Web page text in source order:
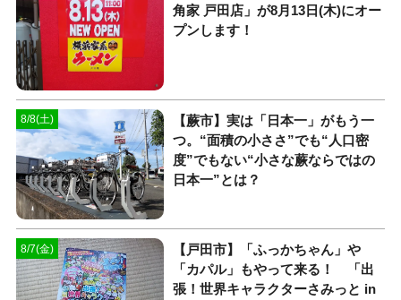
角家 戸田店」が8月13日(木)にオー
プンします！
8/8(土)
【蕨市】実は「日本一」がもう一
つ。“面積の小ささ”でも“人口密
度”でもない“小さな蕨ならではの
日本一”とは？
8/7(金)
【戸田市】「ふっかちゃん」や
「カパル」もやって来る！ 「出
張！世界キャラクターさみっと in